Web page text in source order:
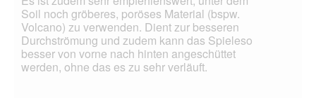
Soil noch gröberes, poröses Material (bspw.
Volcano) zu verwenden. Dient zur besseren
Durchströmung und zudem kann das Spieleso
besser von vorne nach hinten angeschüttet
werden, ohne das es zu sehr verläuft.